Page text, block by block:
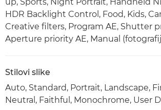
HDR Backlight Control, Food, Kids,
Creative filters, Program AE, Shutter
Aperture priority AE, Manual
Stilovi slike
Auto, Standard, Portrait, Landscape,
Neutral, Faithful, Monochrome, User